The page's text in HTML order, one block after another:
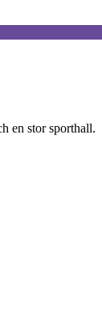
en stor sporthall.